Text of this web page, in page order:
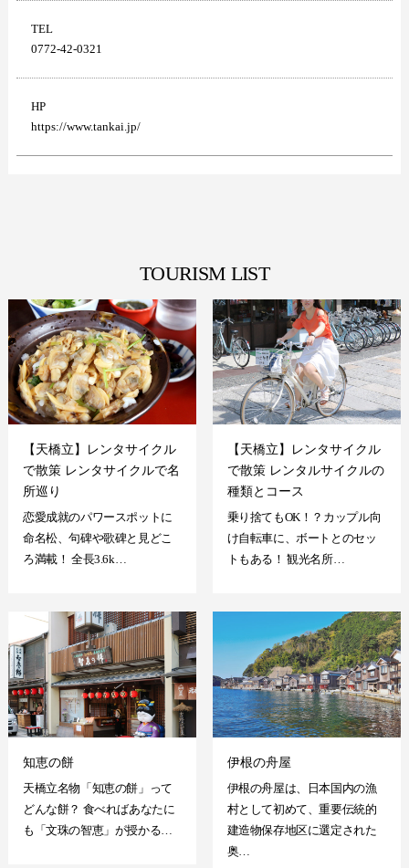
TEL
0772-42-0321
HP
https://www.tankai.jp/
TOURISM LIST
【天橋立】レンタサイクル
で散策 レンタサイクルで名
所巡り
恋愛成就のパワースポットに
命名松、句碑や歌碑と見どこ
ろ満載！ 全長3.6k…
【天橋立】レンタサイクル
で散策 レンタルサイクルの
種類とコース
乗り捨てもOK！？カップル向
け自転車に、ボートとのセッ
トもある！ 観光名所…
知恵の餅
天橋立名物「知恵の餅」って
どんな餅？ 食べればあなたに
も「文珠の智恵」が授かる…
伊根の舟屋
伊根の舟屋は、日本国内の漁
村として初めて、重要伝統的
建造物保存地区に選定された
奥…